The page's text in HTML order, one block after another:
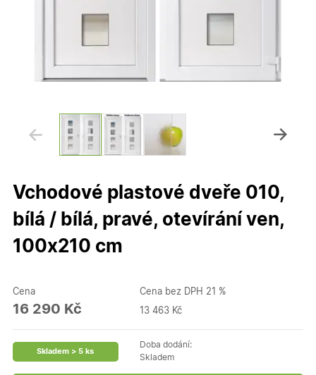
Vchodové plastové dveře 010,
bílá / bílá, pravé, otevírání ven,
100x210 cm
Cena
16 290 Kč
Cena bez DPH 21 %
13 463 Kč
Skladem > 5 ks
Doba dodání:
Skladem